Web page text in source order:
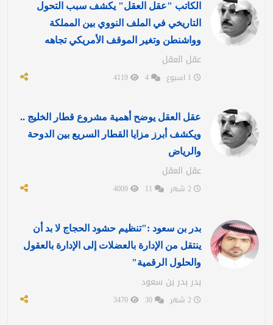
الكاتب "عقل العقل" يكشف سبب التحول
التاريخي في الملف النووي بين المملكة
وواشنطن وتغير الموقف الأمريكي تجاهه
عقل العقل
عقل العقل يوضح أهمية مشروع قطار الخليج ..
ويكشف أبرز مزايا القطار السريع بين الدوحة
والرياض
عقل العقل
بدر بن سعود :"تنظيم حشود الحجاج لا بد أن
ينتقل من الإدارة بالعضلات إلى الإدارة بالعقول
والحلول الرقمية"
بدر بدر بن سعود